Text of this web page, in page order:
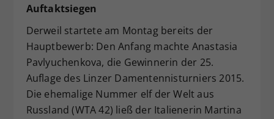
Auftaktsiegen
Derweil startete am Montag bereits der
Hauptbewerb: Den Anfang machte Anastasia
Pavlyuchenkova, die Gewinnerin der 25.
Auflage des Linzer Damentennisturniers 2015.
Die ehemalige Nummer elf der Welt aus
Russland (WTA 42) ließ der Italienerin Martina